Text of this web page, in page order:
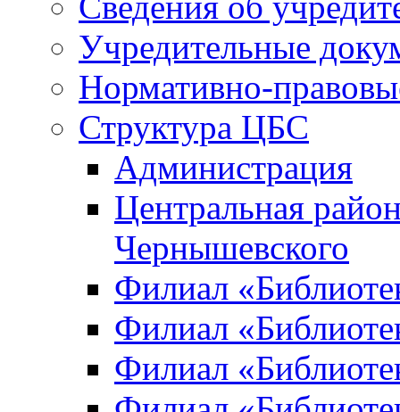
Учредительные
Нормативно-
Структура ЦБС
Администрация
Центральная
Чернышевского
Филиал
Филиал
Филиал